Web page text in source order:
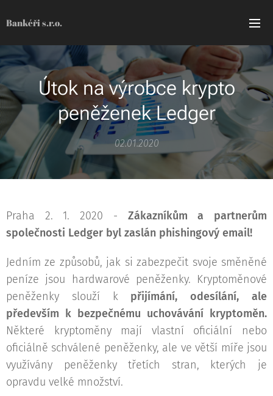
Bankéři s.r.o.
Útok na výrobce krypto
peněženek Ledger
02.01.2020
Praha 2. 1. 2020 - Zákazníkům a partnerům
společnosti Ledger byl zaslán phishingový email!
Jedním ze způsobů, jak si zabezpečit svoje směněné
peníze jsou hardwarové peněženky. Kryptoměnové
peněženky slouží k přijímání, odesílání, ale
především k bezpečnému uchovávání kryptoměn.
Některé kryptoměny mají vlastní oficiální nebo
oficiálně schválené peněženky, ale ve větší míře jsou
využívány peněženky třetích stran, kterých je
opravdu velké množství.